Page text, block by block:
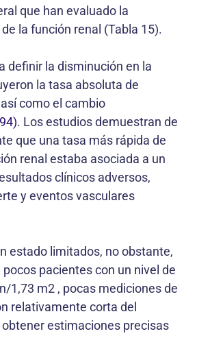
que han evaluado la
la función renal (Tabla 15).
definir la disminución en la
la tasa absoluta de
así como el cambio
. Los estudios demuestran de
que una tasa más rápida de
renal estaba asociada a un
clínicos adversos,
y eventos vasculares
estado limitados, no obstante,
pacientes con un nivel de
1,73 m2 , pocas mediciones de
relativamente corta del
estimaciones precisas